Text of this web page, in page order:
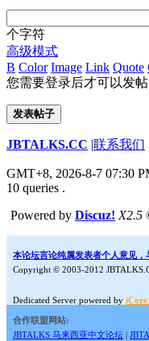
个字符
高级模式
B Color Image Link Quote
您需要登录后才可以发帖
发表帖子
JBTALKS.CC 联系我们
GMT+8, 2026-8-7 07:30
10 queries .
Powered by Discuz! X2.5
本论坛言论纯属发表者个人意见，
Copyright © 2003-2012
Dedicated Server powered by iCore
合作联盟网站:
JBTALKS 马来西亚中文论坛